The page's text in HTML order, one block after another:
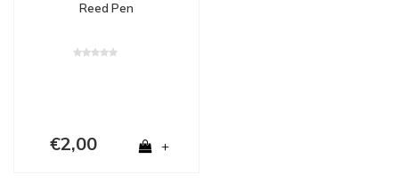
Reed Pen
€2,00 +